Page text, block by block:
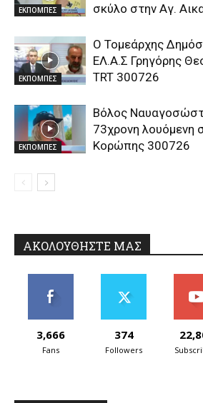
ΕΚΠΟΜΠΕΣ
σκύλο στην Αγ.
ΕΚΠΟΜΠΕΣ
Ο Τομεάρχης
ΕΛ.Α.Σ Γρηγόρης
TRT 300726
ΕΚΠΟΜΠΕΣ
Βόλος
73χρονη λουόμενη
Κορώπης 300726
ΑΚΟΛΟΥΘΗΣΤΕ ΜΑΣ
3,666
Fans
374
Followers